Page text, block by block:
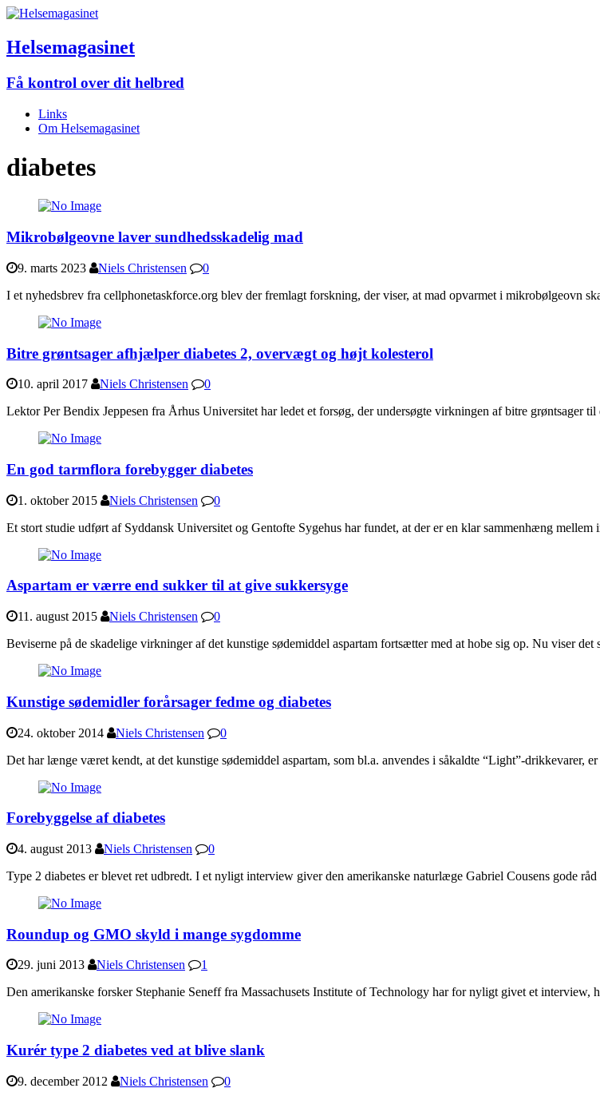
Helsemagasinet
Få kontrol over dit helbred
Links
Om Helsemagasinet
diabetes
Mikrobølgeovne laver sundhedsskadelig mad
9. marts 2023 Niels Christensen
0
I et nyhedsbrev fra cellphonetaskforce.org blev der fremlagt forskning, der viser, at mad opvarmet i mikrobølgeovn
Bitre grøntsager afhjælper diabetes 2, overvægt og højt kolesterol
10. april 2017 Niels Christensen
0
Lektor Per Bendix Jeppesen fra Århus Universitet har ledet et forsøg, der undersøgte virkningen af bitre grøntsager til
En god tarmflora forebygger diabetes
1. oktober 2015 Niels Christensen
0
Et stort studie udført af Syddansk Universitet og Gentofte Sygehus har fundet, at der er en klar sammenhæng
Aspartam er værre end sukker til at give sukkersyge
11. august 2015 Niels Christensen
0
Beviserne på de skadelige virkninger af det kunstige sødemiddel aspartam fortsætter med at hobe sig op. Nu viser det
Kunstige sødemidler forårsager fedme og diabetes
24. oktober 2014 Niels Christensen
0
Det har længe været kendt, at det kunstige sødemiddel aspartam, som bl.a. anvendes i såkaldte “Light”-drikkevarer,
Forebyggelse af diabetes
4. august 2013 Niels Christensen
0
Type 2 diabetes er blevet ret udbredt. I et nyligt interview giver den amerikanske naturlæge Gabriel Cousens gode
Roundup og GMO skyld i mange sygdomme
29. juni 2013 Niels Christensen
1
Den amerikanske forsker Stephanie Seneff fra Massachusets Institute of Technology har for nyligt givet et
Kurér type 2 diabetes ved at blive slank
9. december 2012 Niels Christensen
0